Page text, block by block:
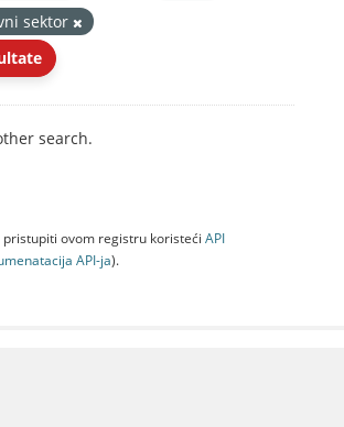
sektor
search.
ovom registru koristeći API
API-jа).